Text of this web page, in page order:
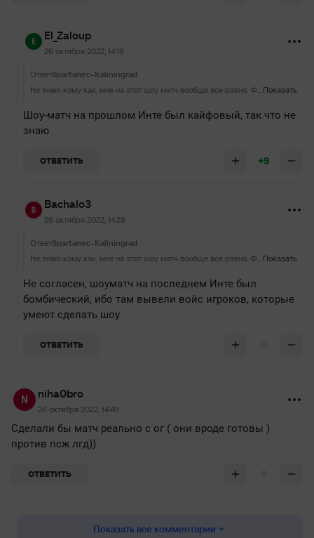
El_Zaloup
26 октября 2022, 14:18
ОтветSpartanec-Kaliningrad
Показать
Шоу-матч на прошлом Инте был кайфовый, так что не
знаю
ОТВЕТИТЬ +9
Bachalo3
26 октября 2022, 14:28
ОтветSpartanec-Kaliningrad
Показать
Не согласен, шоуматч на последнем Инте был
бомбический, ибо там вывели войс игроков, которые
умеют сделать шоу
ОТВЕТИТЬ
niha0bro
26 октября 2022, 14:49
Сделали бы матч реально с ог ( они вроде готовы )
против псж лгд))
ОТВЕТИТЬ
Показать все комментарии